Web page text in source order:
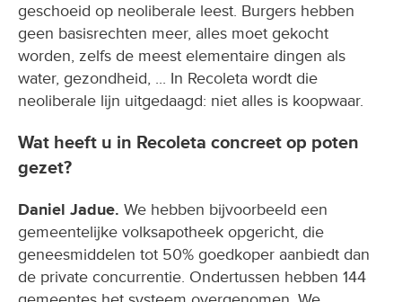
geschoeid op neoliberale leest. Burgers hebben
geen basisrechten meer, alles moet gekocht
worden, zelfs de meest elementaire dingen als
water, gezondheid, ... In Recoleta wordt die
neoliberale lijn uitgedaagd: niet alles is koopwaar.
Wat heeft u in Recoleta concreet op poten
gezet?
Daniel Jadue. We hebben bijvoorbeeld een
gemeentelijke volksapotheek opgericht, die
geneesmiddelen tot 50% goedkoper aanbiedt dan
de private concurrentie. Ondertussen hebben 144